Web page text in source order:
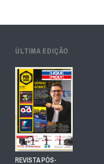
ÚLTIMA EDIÇÃO
REVISTA PÓS-